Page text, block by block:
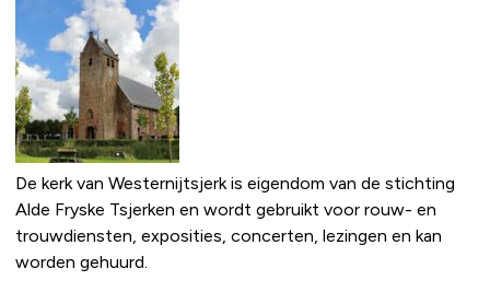
De kerk van Westernijtsjerk is eigendom van de stichting
Alde Fryske Tsjerken en wordt gebruikt voor rouw- en
trouwdiensten, exposities, concerten, lezingen en kan
worden gehuurd.